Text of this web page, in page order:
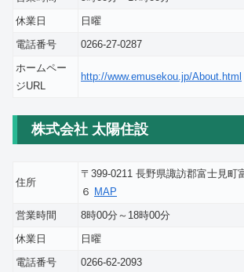
休業日
日曜
電話番号
0266-27-0287
ホームペー
ジURL
http://www.emusekou.jp/About.html
株式会社 太陽住設
住所
〒399-0211 長野県諏訪郡富士見町
６ MAP
営業時間
8時00分～18時00分
休業日
日曜
電話番号
0266-62-2093